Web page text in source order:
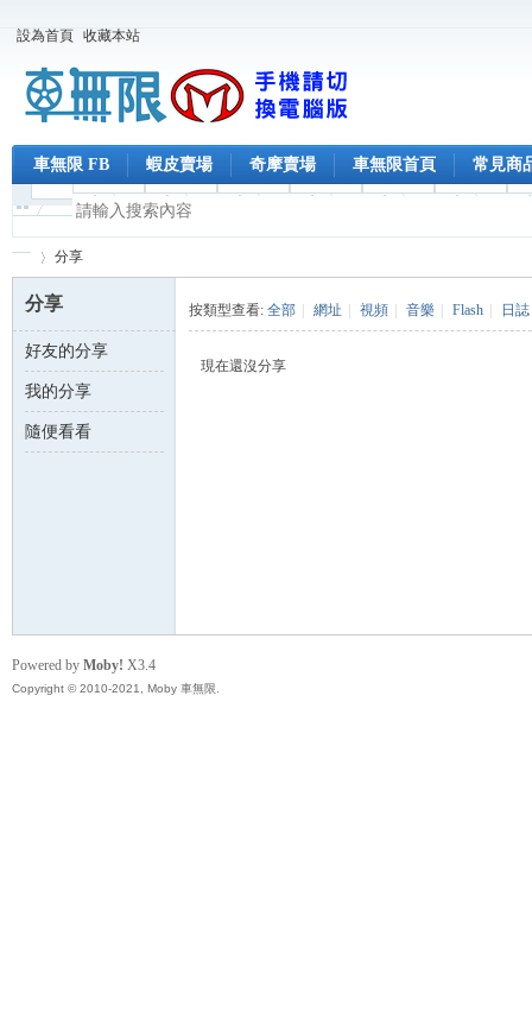
設為首頁 收藏本站
車無限 FB 蝦皮賣場 奇摩賣場 車無限首頁 常見商
車 ›
分享
分享
好友的分享
我的分享
隨便看看
按類型查看: 全部 網址 視頻 音樂 Flash 日誌
現在還沒分享
Powered by Moby! X3.4
Copyright © 2010-2021, Moby 車無限.